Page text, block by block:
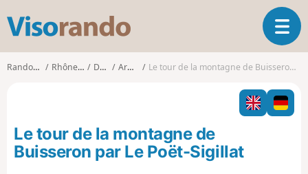
s
o
O
u
i
r
l
Randonnées Rhône-Alpes Drôme Arpavon Le tour de la montagne de Buisseron par Le Poët-Sigillat
Le tour de la montagne de
Buisseron par Le Poët-Sigillat